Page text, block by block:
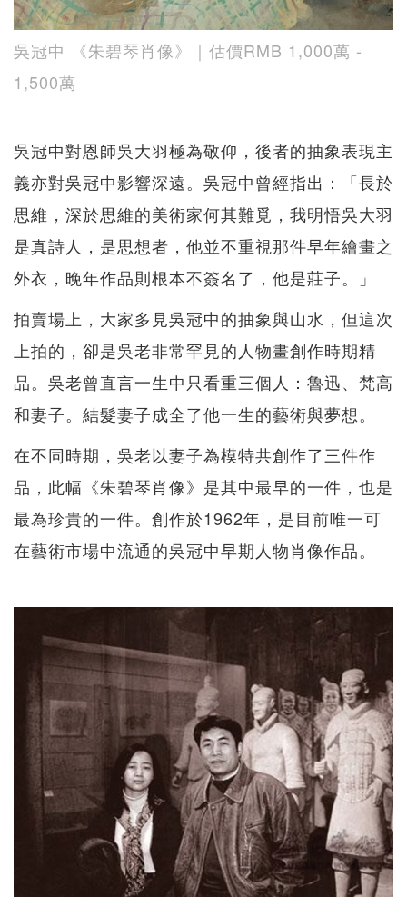
吳冠中 《朱碧琴肖像》｜估價RMB 1,000萬 -
1,500萬
吳冠中對恩師吳大羽極為敬仰，後者的抽象表現主
義亦對吳冠中影響深遠。吳冠中曾經指出：「長於
思維，深於思維的美術家何其難覓，我明悟吳大羽
是真詩人，是思想者，他並不重視那件早年繪畫之
外衣，晚年作品則根本不簽名了，他是莊子。」
拍賣場上，大家多見吳冠中的抽象與山水，但這次
上拍的，卻是吳老非常罕見的人物畫創作時期精
品。吳老曾直言一生中只看重三個人：魯迅、梵高
和妻子。結髮妻子成全了他一生的藝術與夢想。
在不同時期，吳老以妻子為模特共創作了三件作
品，此幅《朱碧琴肖像》是其中最早的一件，也是
最為珍貴的一件。創作於1962年，是目前唯一可
在藝術市場中流通的吳冠中早期人物肖像作品。